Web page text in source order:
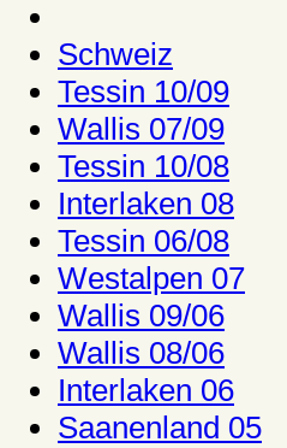
Schweiz
Tessin 10/09
Wallis 07/09
Tessin 10/08
Interlaken 08
Tessin 06/08
Westalpen 07
Wallis 09/06
Wallis 08/06
Interlaken 06
Saanenland 05